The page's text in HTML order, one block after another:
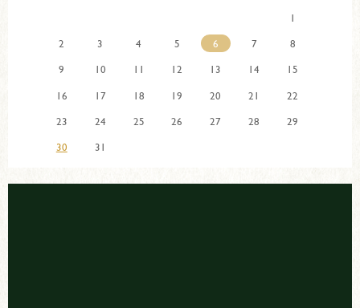
1
2
3 4 5 6 7
8
9
10 11 12 13 14
15
16
17 18 19 20 21
22
23
24 25 26 27 28
29
30
31